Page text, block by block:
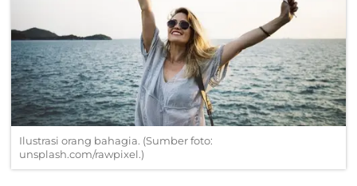
Ilustrasi orang bahagia. (Sumber foto:
unsplash.com/rawpixel.)